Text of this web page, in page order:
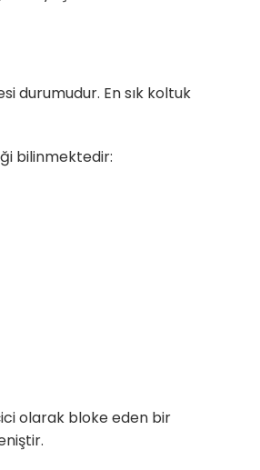
durumudur. En sık koltuk
bilinmektedir:
olarak bloke eden bir